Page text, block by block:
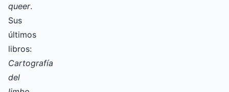
queer.
Sus
últimos
libros:
Cartografía
del